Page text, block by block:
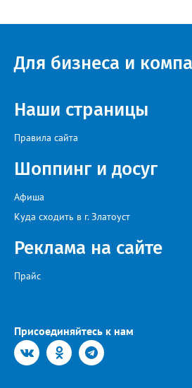
были гости из Нижнего Тагила, Перми,
Для бизнеса и
Наши страницы
Правила сайта
Шоппинг и досуг
Афиша
Куда сходить в г. Златоуст
Реклама на сайте
Прайс
Присоединяйтесь к нам